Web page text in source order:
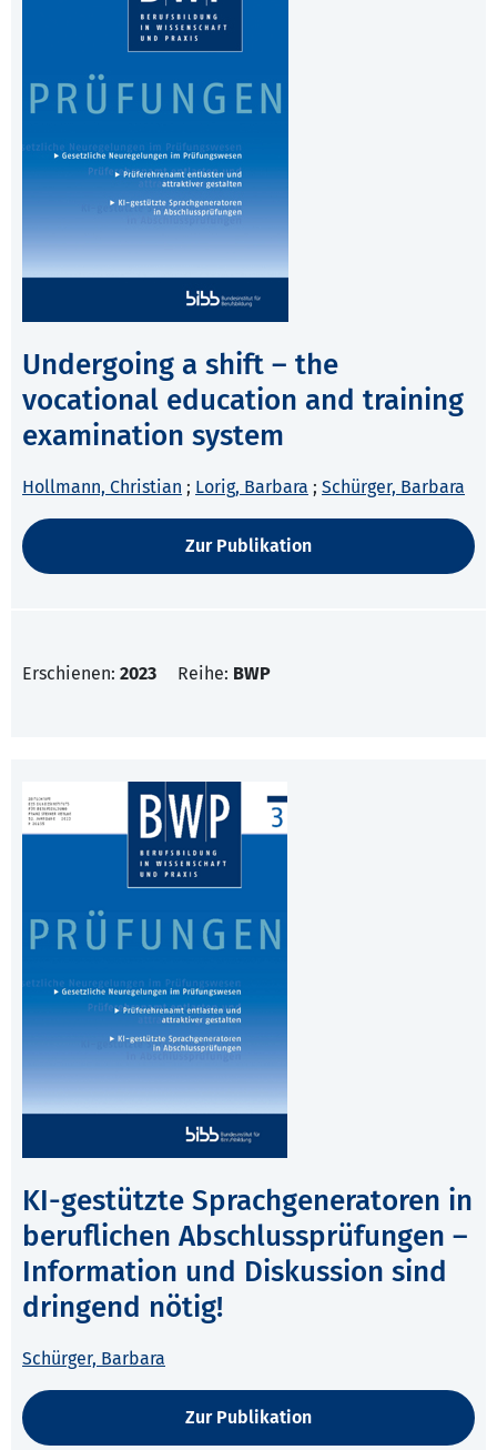
Undergoing a shift – the
vocational education and training
examination system
Hollmann, Christian ; Lorig, Barbara ; Schürger, Barbara
Zur Publikation
Erschienen: 2023 Reihe: BWP
KI-gestützte Sprachgeneratoren in
beruflichen Abschlussprüfungen –
Information und Diskussion sind
dringend nötig!
Schürger, Barbara
Zur Publikation